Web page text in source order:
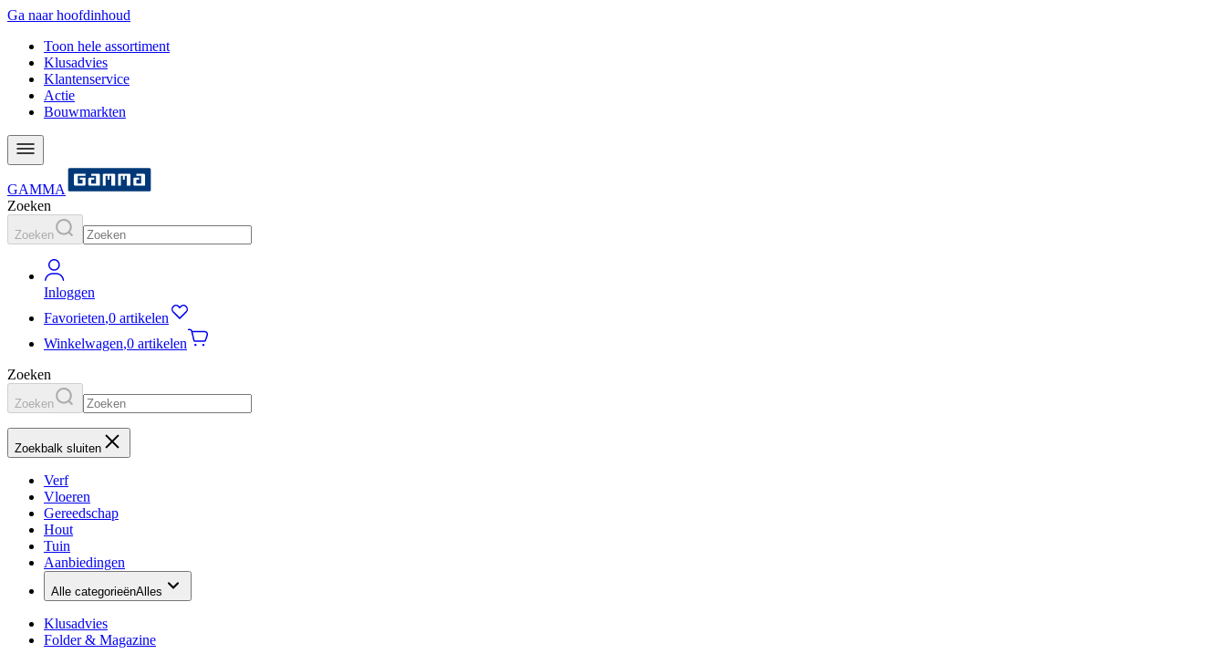
Ga naar hoofdinhoud
Toon hele assortiment
Klusadvies
Klantenservice
Actie
Bouwmarkten
GAMMA
Zoeken
Zoeken
Inloggen
Favorieten,0 artikelen
Winkelwagen,0 artikelen
Zoeken
Zoeken
Zoekbalk sluiten
Verf
Vloeren
Gereedschap
Hout
Tuin
Aanbiedingen
Alle categorieënAlles
Klusadvies
Folder & Magazine